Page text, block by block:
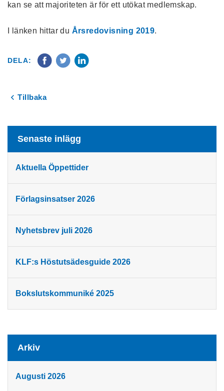
kan se att majoriteten är för ett utökat medlemskap.
I länken hittar du Årsredovisning 2019.
DELA:
Tillbaka
Senaste inlägg
Aktuella Öppettider
Förlagsinsatser 2026
Nyhetsbrev juli 2026
KLF:s Höstutsädesguide 2026
Bokslutskommuniké 2025
Arkiv
Augusti 2026